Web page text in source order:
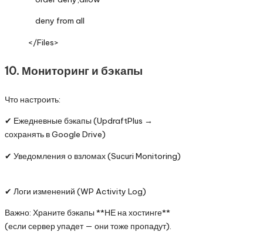
deny from all
</Files>
10. Мониторинг и бэкапы
Что настроить:
✔ Ежедневные бэкапы (UpdraftPlus →
сохранять в Google Drive)
✔ Уведомления о взломах (Sucuri Monitoring)
✔ Логи изменений (WP Activity Log)
Важно: Храните бэкапы **НЕ на хостинге**
(если сервер упадет — они тоже пропадут).